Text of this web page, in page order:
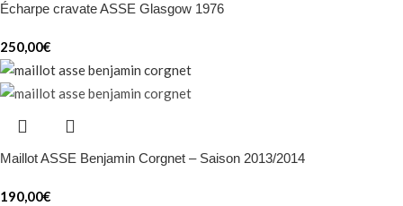
Écharpe cravate ASSE Glasgow 1976
250,00€
Maillot ASSE Benjamin Corgnet – Saison 2013/2014
190,00€